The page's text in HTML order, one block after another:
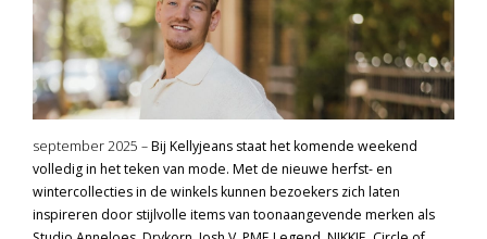
september 2025 –Bij Kellyjeans staat het komende weekend
volledig in het teken van mode. Met de nieuwe herfst- en
wintercollecties in de winkels kunnen bezoekers zich laten
inspireren door stijlvolle items van toonaangevende merken als